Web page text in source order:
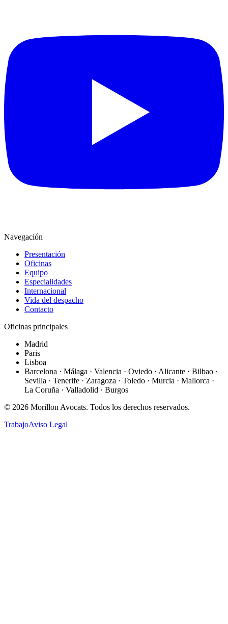
Navegación
Presentación
Oficinas
Equipo
Especialidades
Internacional
Vida del despacho
Contacto
Oficinas principales
Madrid
Paris
Lisboa
Barcelona · Málaga · Valencia · Oviedo · Alicante · Bilbao ·
Sevilla · Tenerife · Zaragoza · Toledo · Murcia · Mallorca ·
La Coruña · Valladolid · Burgos
© 2026 Morillon Avocats. Todos los derechos reservados.
TrabajoAviso Legal